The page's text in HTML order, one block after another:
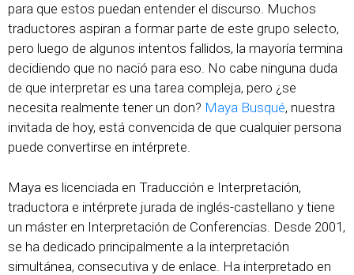
para que estos puedan entender el discurso. Muchos
traductores aspiran a formar parte de este grupo selecto,
pero luego de algunos intentos fallidos, la mayoría termina
decidiendo que no nació para eso. No cabe ninguna duda
de que interpretar es una tarea compleja, pero ¿se
necesita realmente tener un don? Maya Busqué, nuestra
invitada de hoy, está convencida de que cualquier persona
puede convertirse en intérprete.
Maya es licenciada en Traducción e Interpretación,
traductora e intérprete jurada de inglés-castellano y tiene
un máster en Interpretación de Conferencias. Desde 2001,
se ha dedicado principalmente a la interpretación
simultánea, consecutiva y de enlace. Ha interpretado en